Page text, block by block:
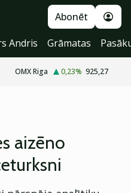
Abonēt
Andris Grāmatas
OMX Riga 0,23% 925,27
aizēno